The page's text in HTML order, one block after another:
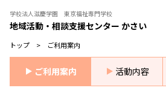
学校法人滋慶学園 東京福祉専門学校
地域活動・相談支援センター かさい
トップ > ご利用案内
ご利用案内 活動内容